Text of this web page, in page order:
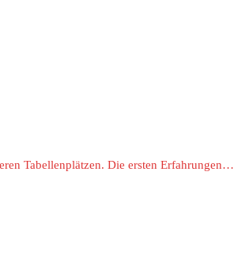
Tabellenplätzen. Die ersten Erfahrungen…